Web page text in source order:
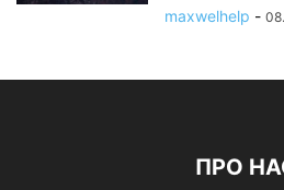
maxwelhelp -
ПРО